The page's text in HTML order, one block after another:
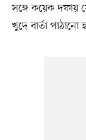
সঙ্গে কয়েক দফায়
খুদে বার্তা